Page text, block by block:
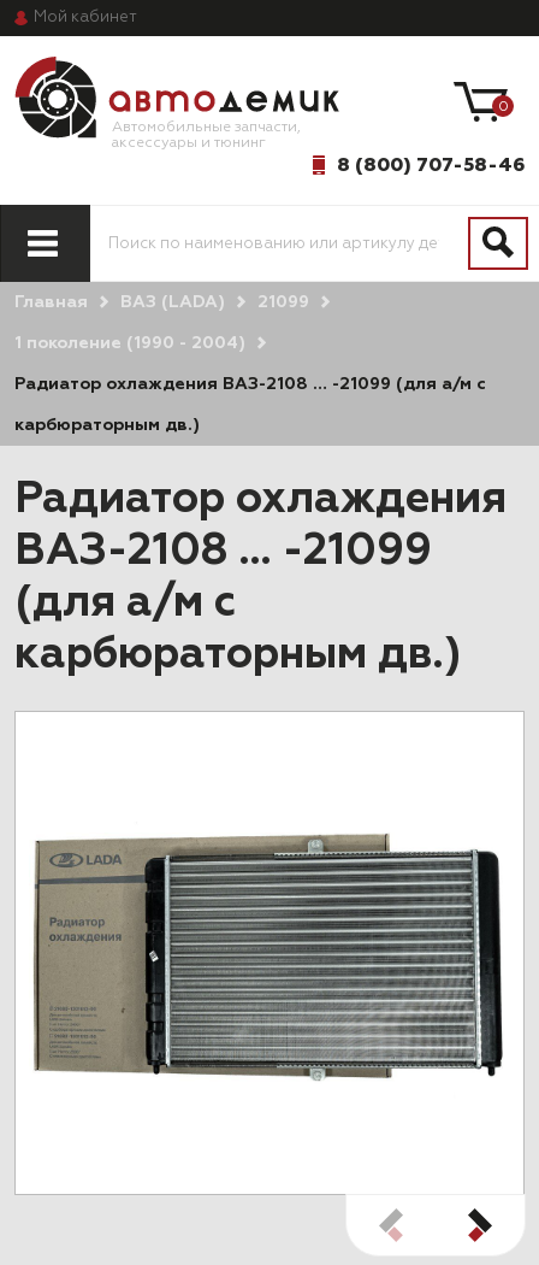
Мой кабинет
Автомобильные запчасти,
аксессуары и тюнинг
8 (800) 707-58-46
0
Главная ВАЗ (LADA) 21099
1 поколение (1990 - 2004)
Радиатор охлаждения ВАЗ-2108 … -21099 (для а/м с
карбюраторным дв.)
Радиатор охлаждения
ВАЗ-2108 … -21099
(для а/м с
карбюраторным дв.)